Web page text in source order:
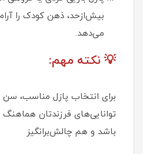
بیش‌ازحد، ذهن کودک را
می‌دهد.
💡 نکته مهم:
برای انتخاب پازل مناسب،
توانایی‌های فرزندتان
باشد و هم چالش‌برانگیز